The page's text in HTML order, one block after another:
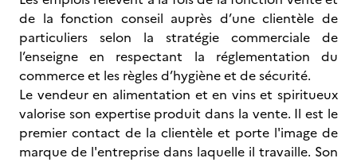
de la fonction conseil auprès d’une clientèle de
particuliers selon la stratégie commerciale de
l’enseigne en respectant la réglementation du
commerce et les règles d’hygiène et de sécurité.
Le vendeur en alimentation et en vins et spiritueux
valorise son expertise produit dans la vente. Il est le
premier contact de la clientèle et porte l'image de
marque de l'entreprise dans laquelle il travaille. Son